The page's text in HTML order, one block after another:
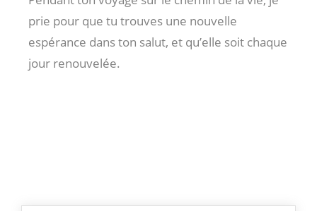
prie pour que tu trouves une nouvelle
espérance dans ton salut, et qu’elle soit chaque
jour renouvelée.